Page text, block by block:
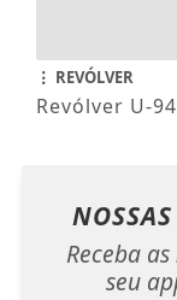
REVÓLVER
Revólver U-
Receba
seu